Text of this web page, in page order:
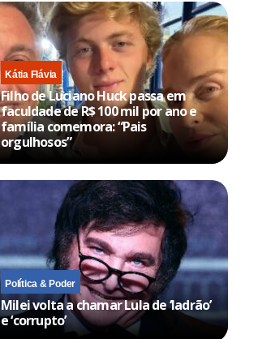
Kátia Flávia
Filho de Luciano Huck passa em
faculdade de R$ 100 mil por ano e
família comemora: “Pais
orgulhosos”
Política & Poder
Milei volta a chamar Lula de ‘ladrão’
e ‘corrupto’